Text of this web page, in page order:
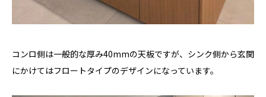
コンロ側は一般的な厚み40mmの天板ですが、シンク側から玄関
にかけてはフロートタイプのデザインになっています。